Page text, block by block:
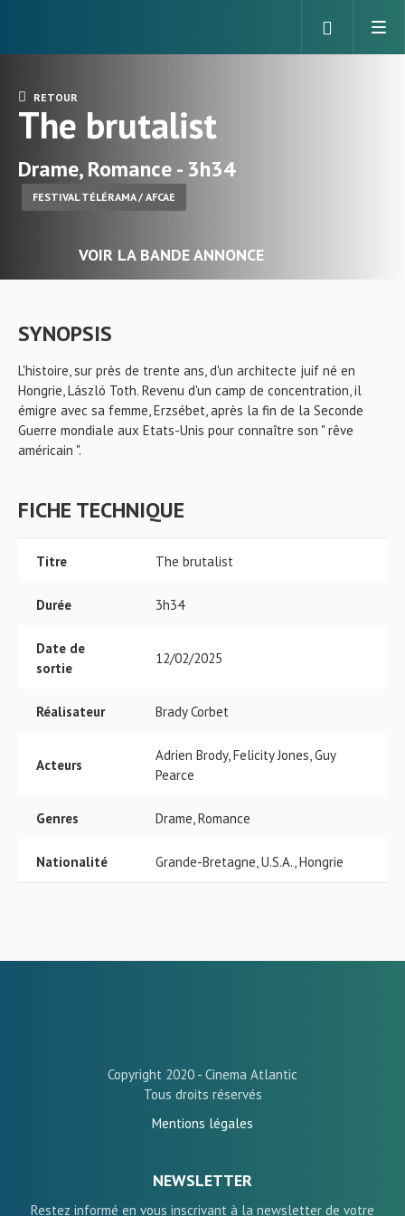
RETOUR
The brutalist
Drame, Romance - 3h34
FESTIVAL TÉLÉRAMA / AFCAE
VOIR LA BANDE ANNONCE
SYNOPSIS
L'histoire, sur près de trente ans, d'un architecte juif né en
Hongrie, László Toth. Revenu d'un camp de concentration, il
émigre avec sa femme, Erzsébet, après la fin de la Seconde
Guerre mondiale aux Etats-Unis pour connaître son " rêve
américain ".
FICHE TECHNIQUE
Titre The brutalist
Durée 3h34
Date de
sortie
12/02/2025
Réalisateur Brady Corbet
Acteurs
Adrien Brody, Felicity Jones, Guy
Pearce
Genres Drame, Romance
Nationalité Grande-Bretagne, U.S.A., Hongrie
Copyright 2020 - Cinema Atlantic
Tous droits réservés
Mentions légales
NEWSLETTER
Restez informé en vous inscrivant à la newsletter de votre